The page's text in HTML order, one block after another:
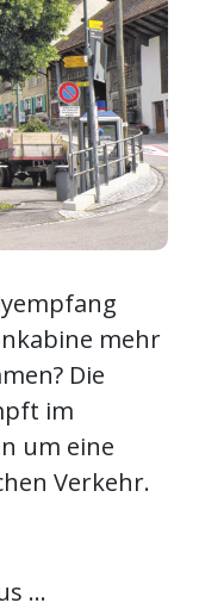
mehr
Die
im
um eine
Verkehr.
...